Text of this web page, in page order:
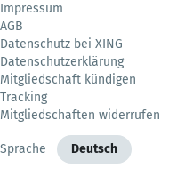
Impressum
AGB
Datenschutz bei XING
Datenschutzerklärung
Mitgliedschaft kündigen
Tracking
Mitgliedschaften widerrufen
Sprache Deutsch